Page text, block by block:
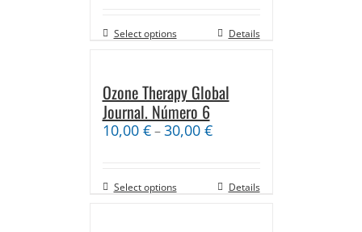
Select options Details
Ozone Therapy Global
Journal. Número 6
10,00 €–30,00 €
Select options Details